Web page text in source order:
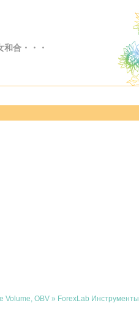
合・・・
OBV » ForexLab Инструменты